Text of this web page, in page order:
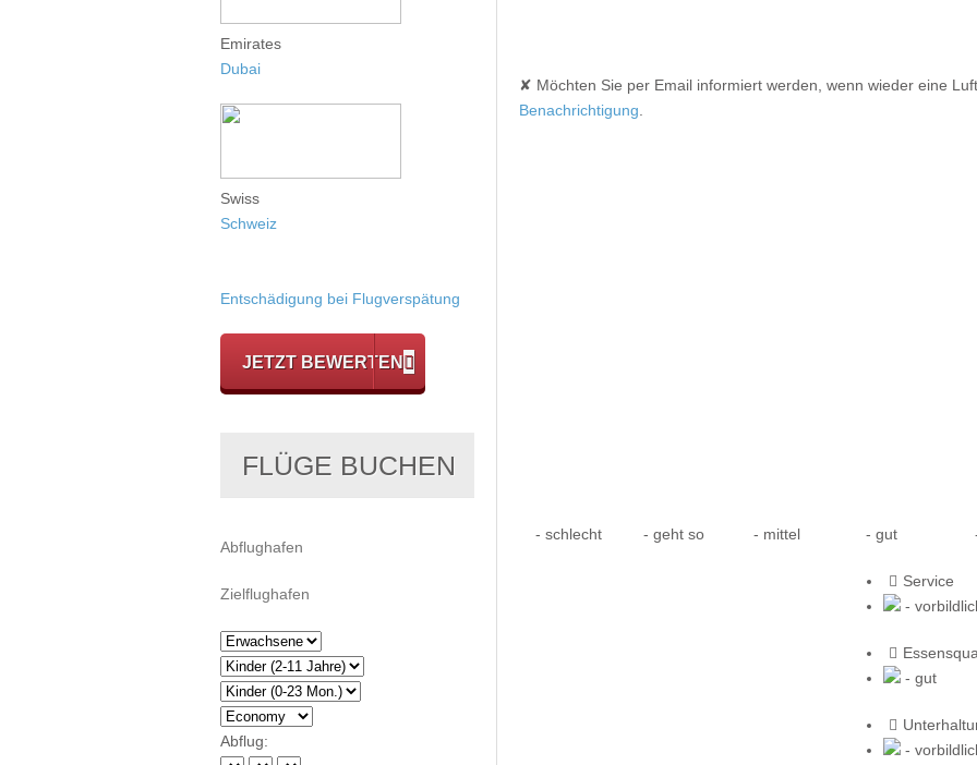
✘ Möchten Sie per Email informiert werden, wenn wieder eine
Benachrichtigung
- schlecht - geht so - mittel - gut
Service
-
- gut
-
Emirates
Dubai
Swiss
Schweiz
Entschädigung bei Flugverspätung
JETZT BEWERTEN
FLÜGE BUCHEN
Abflug: